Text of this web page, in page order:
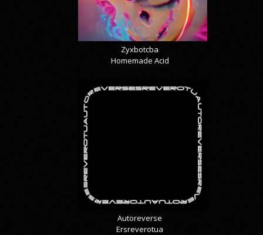
Zyxbotcba
Homemade Acid
Autoreverse
Ersreverotua